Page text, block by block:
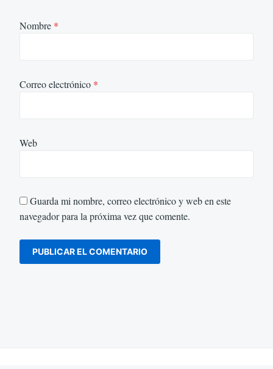
Nombre *
Correo electrónico *
Web
Guarda mi nombre, correo electrónico y web en este
navegador para la próxima vez que comente.